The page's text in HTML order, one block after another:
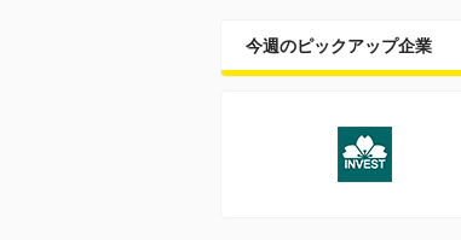
今週のピックアップ企業